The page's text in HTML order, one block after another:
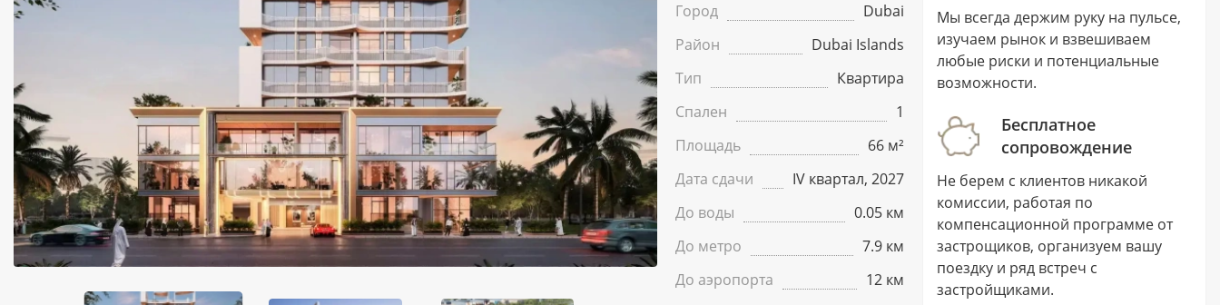
Город
Dubai
Район
Dubai Islands
Тип
Квартира
Спален
1
Площадь
66 м²
Дата сдачи
IV квартал, 2027
До воды
0.05 км
До метро
7.9 км
До аэропорта
12 км
Мы всегда держим руку на пульсе,
изучаем рынок и взвешиваем
любые риски и потенциальные
возможности.
Бесплатное
сопровождение
Не берем с клиентов никакой
комиссии, работая по
компенсационной программе от
застрощиков, организуем вашу
поездку и ряд встреч с
застройщиками.